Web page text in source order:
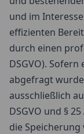
und im
effizienten
durch einen
DSGVO).
abgefragt
ausschließlich
DSGVO und §
die